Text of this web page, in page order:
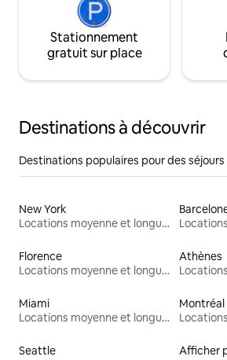
Stationnement
gratuit sur place
Destinations à découvrir
Destinations populaires pour des
New York
Locations moyenne et longue durée
Florence
Locations moyenne et longue durée
Athènes
Miami
Locations moyenne et longue durée
Montréal
Seattle
Afficher